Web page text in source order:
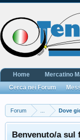
Forum Dove
Benvenuto/a sul
Home Mercatino
Cerca nei Forum